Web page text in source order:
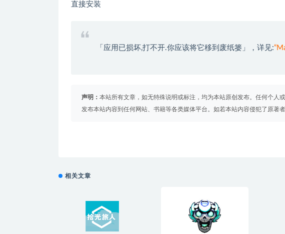
直接安装
「应用已损坏,打不开.你应该将它移到废纸篓」，详见:
声明： 本站所有文章，如无特殊说明或标注，均为本站原创发布。任何个人
发布本站内容到任何网站、书籍等各类媒体平台。如若本站内容侵犯了原著
相关文章